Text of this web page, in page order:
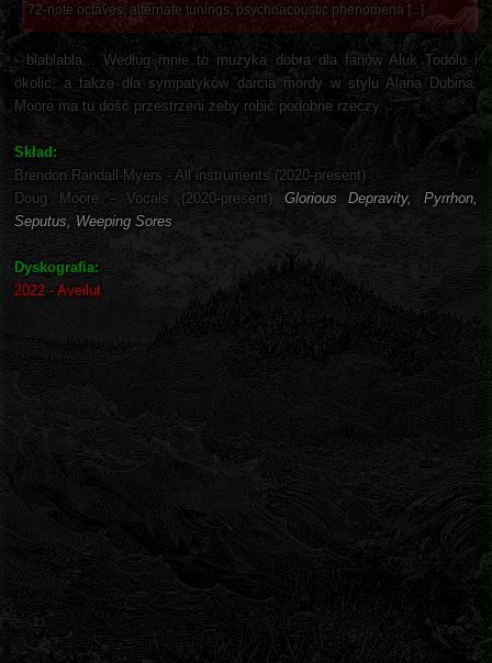
72-note octaves, alternate tunings, psychoacoustic phenomena [...]
- blablabla... Według mnie to muzyka dobra dla fanów Aluk Todolo i
okolic, a także dla sympatyków darcia mordy w stylu Alana Dubina.
Moore ma tu dość przestrzeni żeby robić podobne rzeczy.
Skład:
Brendon Randall-Myers - All instruments (2020-present)
Doug Moore - Vocals (2020-present) Glorious Depravity, Pyrrhon,
Seputus, Weeping Sores
Dyskografia:
2022 - Aveilut